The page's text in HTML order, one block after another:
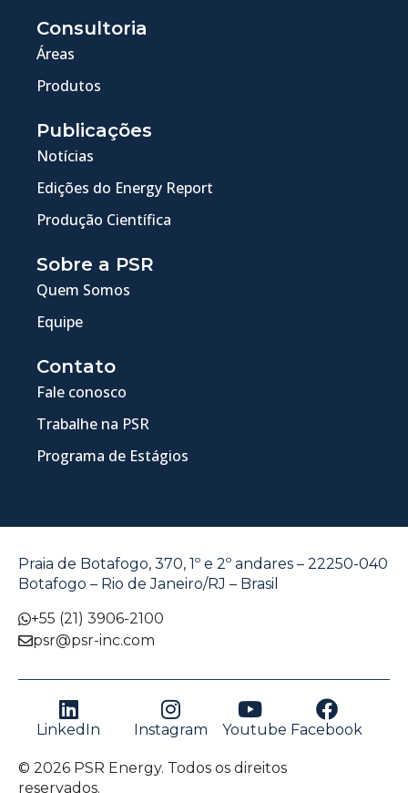
Consultoria
Áreas
Produtos
Publicações
Notícias
Edições do Energy Report
Produção Científica
Sobre a PSR
Quem Somos
Equipe
Contato
Fale conosco
Trabalhe na PSR
Programa de Estágios
Praia de Botafogo, 370, 1º e 2º andares – 22250-040
Botafogo – Rio de Janeiro/RJ – Brasil
+55 (21) 3906-2100
psr@psr-inc.com
LinkedIn Instagram Youtube Facebook
© 2026 PSR Energy. Todos os direitos
reservados.